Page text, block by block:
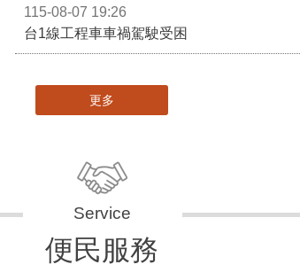
115-08-07 19:26
台1線工程車車禍駕駛受困
更多
便民服務